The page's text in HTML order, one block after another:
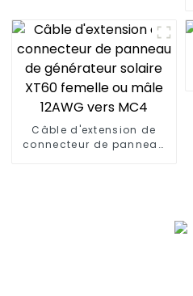
Câble d'extension de
connecteur de panneau